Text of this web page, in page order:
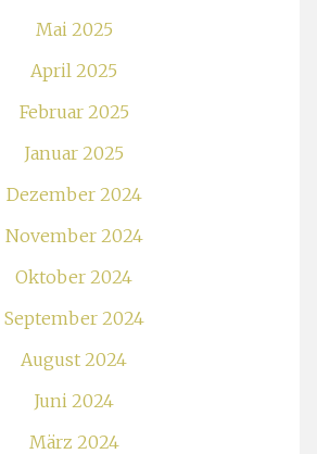
Mai 2025
April 2025
Februar 2025
Januar 2025
Dezember 2024
November 2024
Oktober 2024
September 2024
August 2024
Juni 2024
März 2024